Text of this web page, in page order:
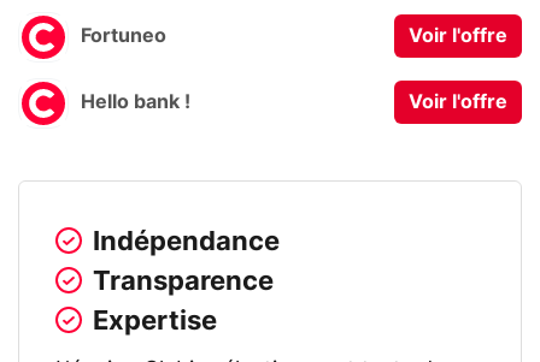
Fortuneo Voir l'offre
Hello bank ! Voir l'offre
Indépendance
Transparence
Expertise